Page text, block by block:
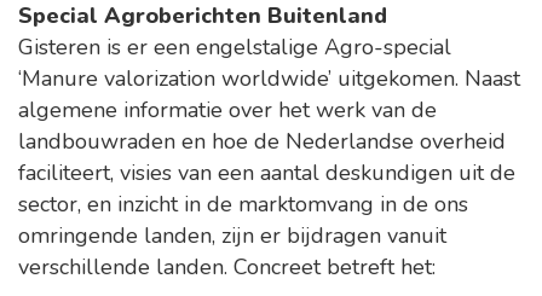
Special Agroberichten Buitenland
Gisteren is er een engelstalige Agro-special
‘Manure valorization worldwide’ uitgekomen. Naast
algemene informatie over het werk van de
landbouwraden en hoe de Nederlandse overheid
faciliteert, visies van een aantal deskundigen uit de
sector, en inzicht in de marktomvang in de ons
omringende landen, zijn er bijdragen vanuit
verschillende landen. Concreet betreft het: